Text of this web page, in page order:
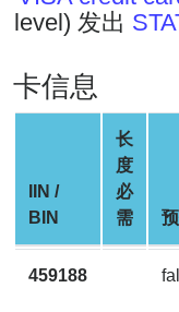
索
号
BIN
Generator
BIN
Checker
v2
level) 发出
卡信息
IIN /
BIN
长
度
必
需
459188